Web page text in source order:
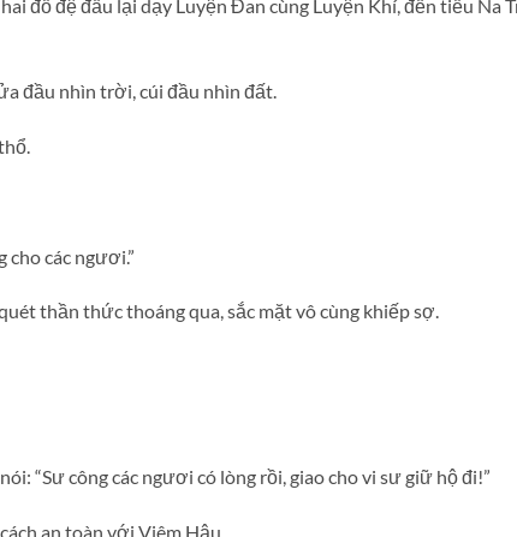
đồ đệ đầu lại dạy Luyện Đan cùng Luyện Khí, đến tiểu Na
đầu nhìn trời, cúi đầu nhìn đất.
các ngươi.”
thần thức thoáng qua, sắc mặt vô cùng khiếp sợ.
“Sư công các ngươi có lòng rồi, giao cho vi sư giữ hộ đi!”
an toàn với Viêm Hậu.